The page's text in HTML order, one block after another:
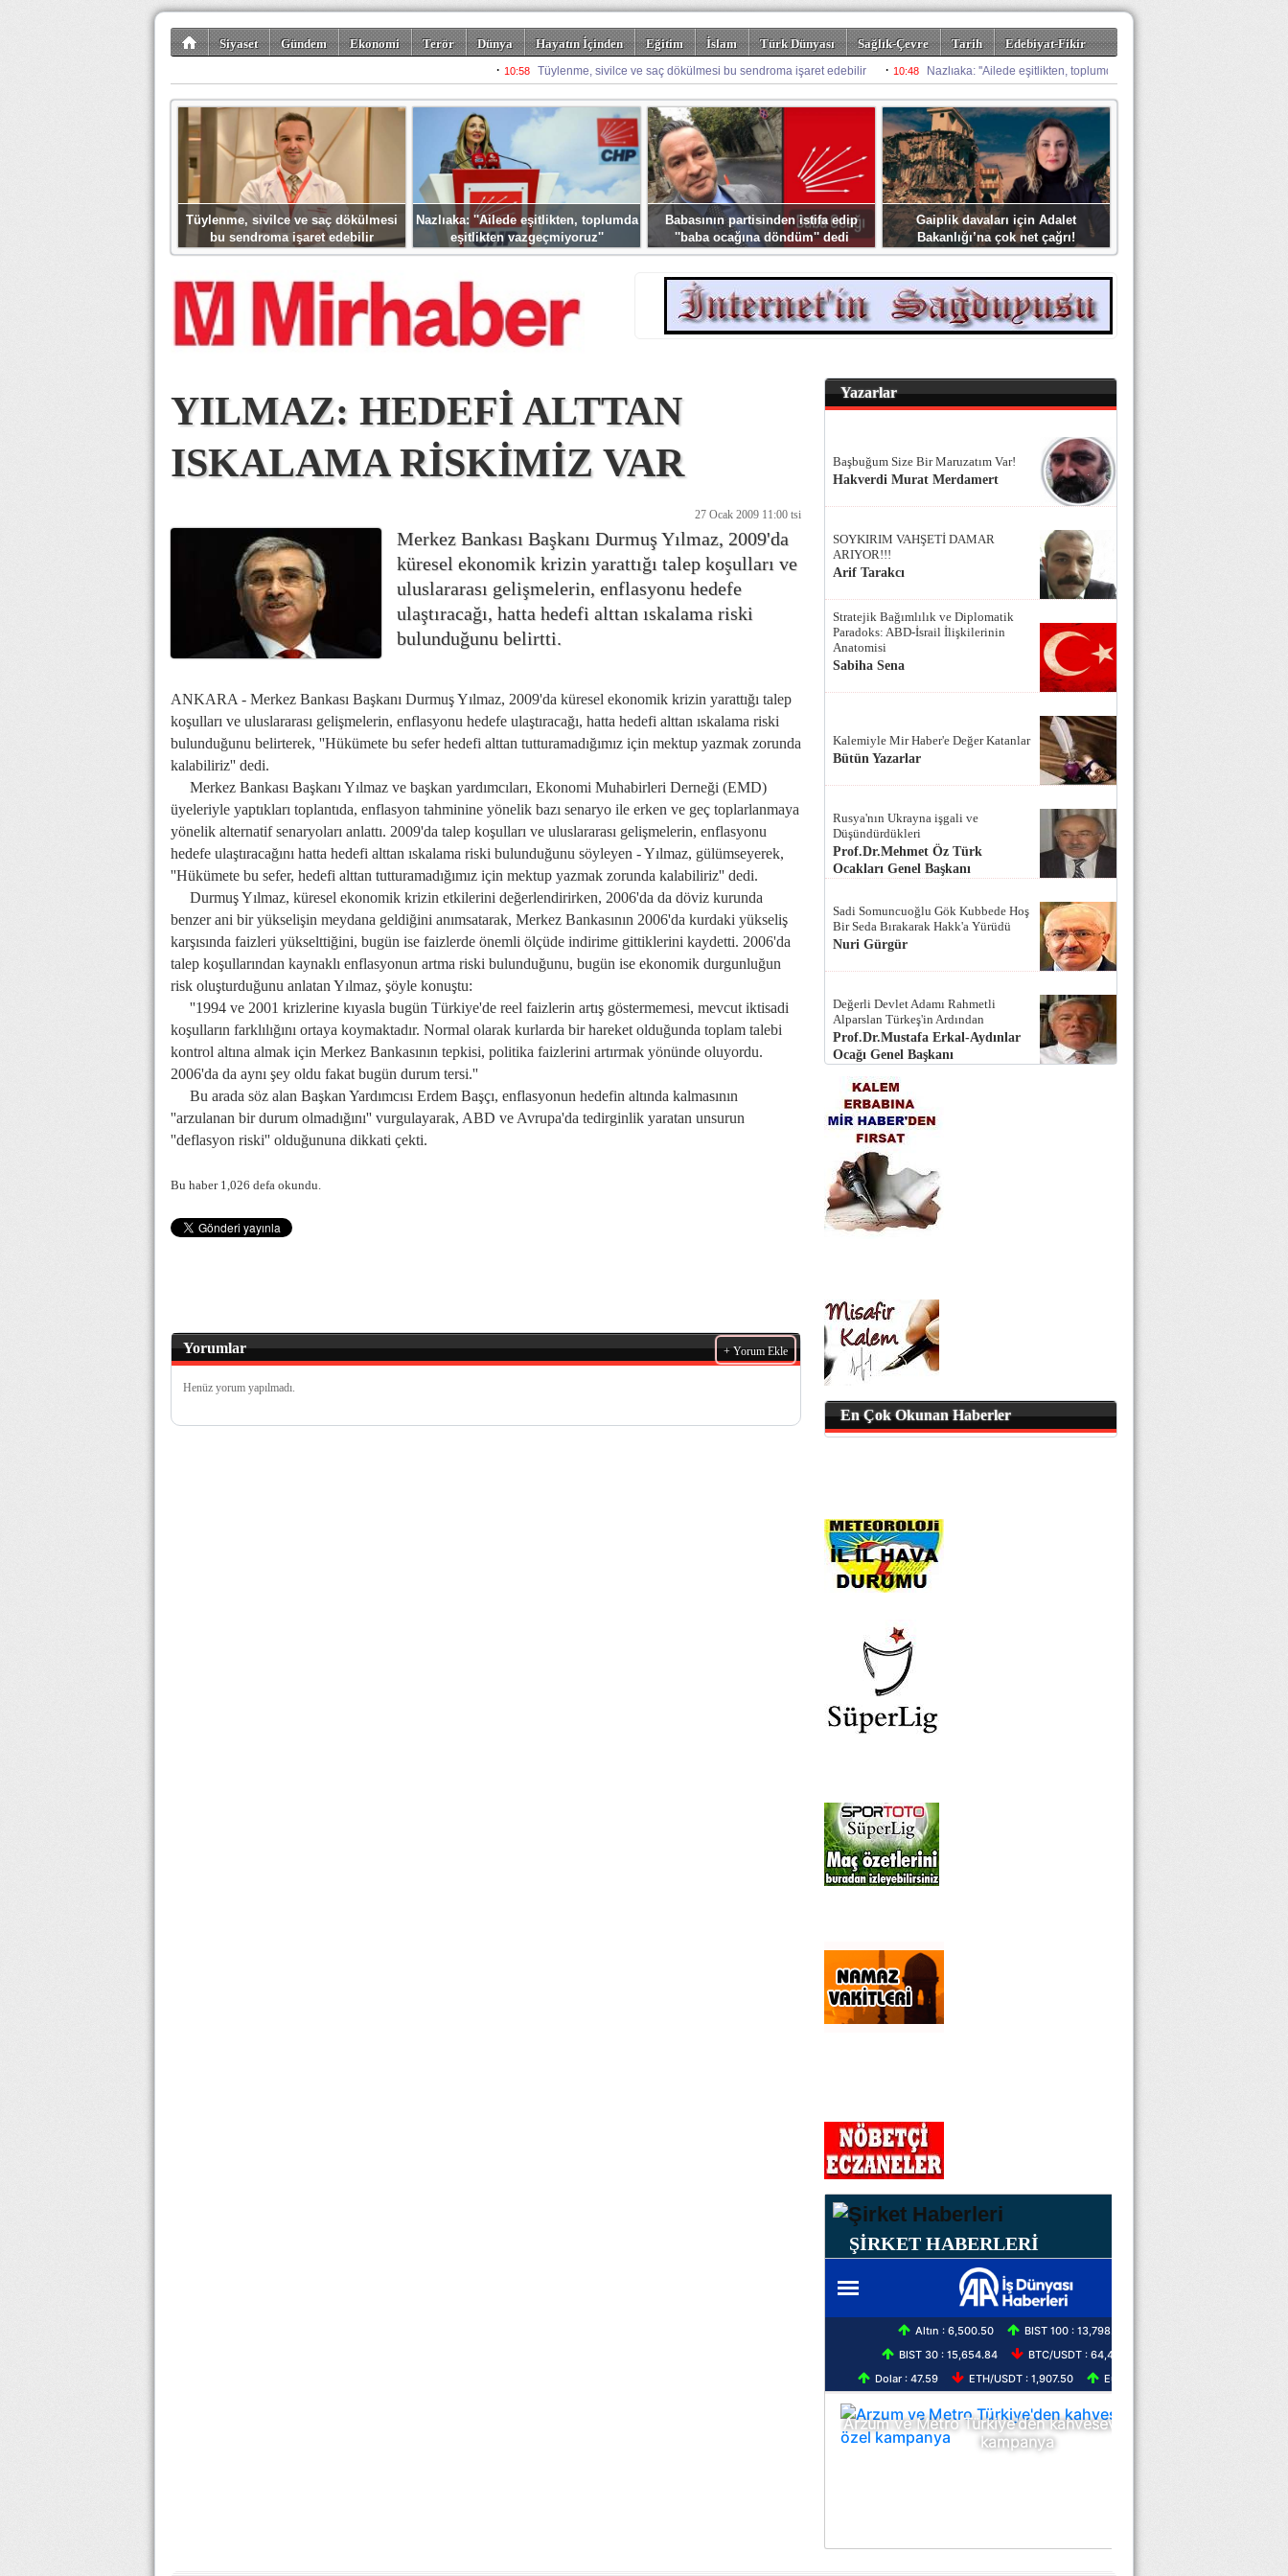
Siyaset Gündem Ekonomi Terör Dünya Hayatın İçinden Eğitim İslam Türk Dünyası Sağlık-Çevre Tarih
Edebiyat-Fikir
Spor Misafir Kalem Foto Galeriler
Tüylenme, sivilce ve saç dökülmesi
bu sendroma işaret edebilir
Nazlıaka: ''Ailede eşitlikten, toplumda
eşitlikten vazgeçmiyoruz''
Babasının partisinden istifa edip
''baba ocağına döndüm'' dedi
Gaiplik davaları için Adalet
Bakanlığı’na çok net çağrı!
YILMAZ: HEDEFİ ALTTAN
ISKALAMA RİSKİMİZ VAR
27 Ocak 2009 11:00 tsi
Merkez Bankası Başkanı Durmuş Yılmaz, 2009'da
küresel ekonomik krizin yarattığı talep koşulları ve
uluslararası gelişmelerin, enflasyonu hedefe
ulaştıracağı, hatta hedefi alttan ıskalama riski
bulunduğunu belirtti.
ANKARA - Merkez Bankası Başkanı Durmuş Yılmaz, 2009'da küresel ekonomik krizin yarattığı talep
koşulları ve uluslararası gelişmelerin, enflasyonu hedefe ulaştıracağı, hatta hedefi alttan ıskalama riski
bulunduğunu belirterek, ''Hükümete bu sefer hedefi alttan tutturamadığımız için mektup yazmak zorunda
kalabiliriz'' dedi.
Merkez Bankası Başkanı Yılmaz ve başkan yardımcıları, Ekonomi Muhabirleri Derneği (EMD)
üyeleriyle yaptıkları toplantıda, enflasyon tahminine yönelik bazı senaryo ile erken ve geç toplarlanmaya
yönelik alternatif senaryoları anlattı. 2009'da talep koşulları ve uluslararası gelişmelerin, enflasyonu
hedefe ulaştıracağını hatta hedefi alttan ıskalama riski bulunduğunu söyleyen - Yılmaz, gülümseyerek,
''Hükümete bu sefer, hedefi alttan tutturamadığımız için mektup yazmak zorunda kalabiliriz'' dedi.
Durmuş Yılmaz, küresel ekonomik krizin etkilerini değerlendirirken, 2006'da da döviz kurunda
benzer ani bir yükselişin meydana geldiğini anımsatarak, Merkez Bankasının 2006'da kurdaki yükseliş
karşısında faizleri yükselttiğini, bugün ise faizlerde önemli ölçüde indirime gittiklerini kaydetti. 2006'da
talep koşullarından kaynaklı enflasyonun artma riski bulunduğunu, bugün ise ekonomik durgunluğun
risk oluşturduğunu anlatan Yılmaz, şöyle konuştu:
''1994 ve 2001 krizlerine kıyasla bugün Türkiye'de reel faizlerin artış göstermemesi, mevcut iktisadi
koşulların farklılığını ortaya koymaktadır. Normal olarak kurlarda bir hareket olduğunda toplam talebi
kontrol altına almak için Merkez Bankasının tepkisi, politika faizlerini artırmak yönünde oluyordu.
2006'da da aynı şey oldu fakat bugün durum tersi.''
Bu arada söz alan Başkan Yardımcısı Erdem Başçı, enflasyonun hedefin altında kalmasının
''arzulanan bir durum olmadığını'' vurgulayarak, ABD ve Avrupa'da tedirginlik yaratan unsurun
''deflasyon riski'' olduğununa dikkati çekti.
Bu haber 1,026 defa okundu.
Yorumlar + Yorum Ekle
Henüz yorum yapılmadı.
Yazarlar
Başbuğum Size Bir Maruzatım Var!
Hakverdi Murat Merdamert
SOYKIRIM VAHŞETİ DAMAR
ARIYOR!!!
Arif Tarakcı
Stratejik Bağımlılık ve Diplomatik
Paradoks: ABD-İsrail İlişkilerinin
Anatomisi
Sabiha Sena
Kalemiyle Mir Haber'e Değer Katanlar
Bütün Yazarlar
Rusya'nın Ukrayna işgali ve
Düşündürdükleri
Prof.Dr.Mehmet Öz Türk
Ocakları Genel Başkanı
Sadi Somuncuoğlu Gök Kubbede Hoş
Bir Seda Bırakarak Hakk'a Yürüdü
Nuri Gürgür
Değerli Devlet Adamı Rahmetli
Alparslan Türkeş'in Ardından
Prof.Dr.Mustafa Erkal-Aydınlar
Ocağı Genel Başkanı
En Çok Okunan Haberler
ŞİRKET HABERLERİ